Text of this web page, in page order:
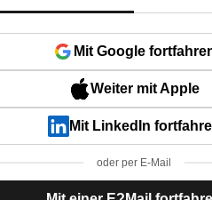
Mit Google
Weiter mit Apple
Mit LinkedIn
oder per E-Mail